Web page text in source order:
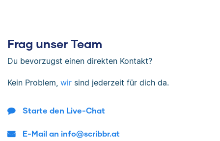
Frag unser Team
Du bevorzugst einen direkten Kontakt?
Kein Problem, wir sind jederzeit für dich da.
Starte den Live-Chat
E-Mail an info@scribbr.at